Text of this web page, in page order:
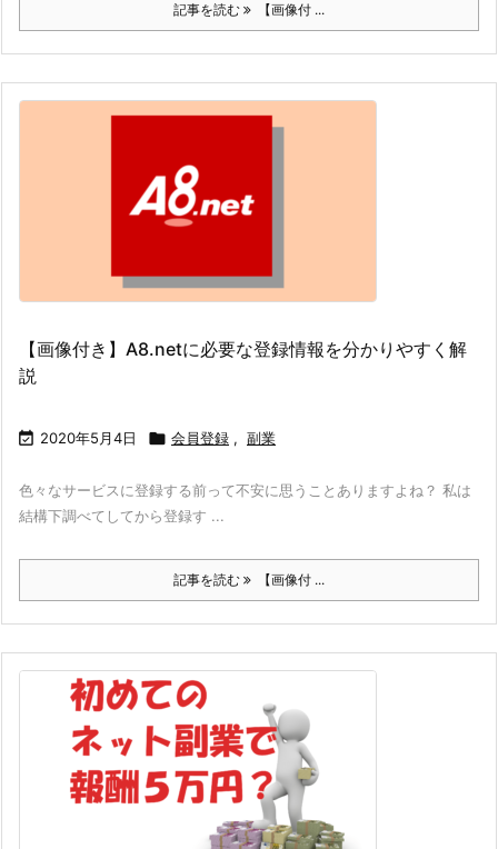
記事を読む 【画像付 ...
【画像付き】A8.netに必要な登録情報を分かりやすく解
説
 2020年5月4日  会員登録 , 副業
色々なサービスに登録する前って不安に思うことありますよね？ 私は
結構下調べてしてから登録す ...
記事を読む 【画像付 ...